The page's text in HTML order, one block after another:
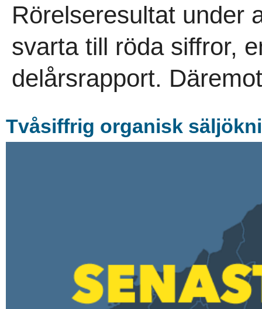
Rörelseresultat under
svarta till röda siffror,
delårsrapport.
Tvåsiffrig organisk